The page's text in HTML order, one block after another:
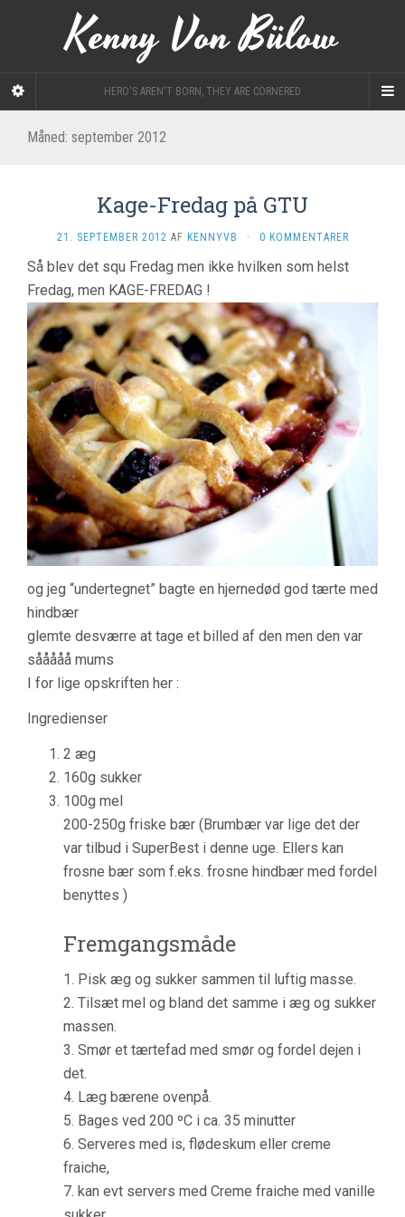
Kenny Von Bülow
HERO'S AREN'T BORN, THEY ARE CORNERED
Måned: september 2012
Kage-Fredag på GTU
21. SEPTEMBER 2012 AF KENNYVB · 0 KOMMENTARER
Så blev det squ Fredag men ikke hvilken som helst
Fredag, men KAGE-FREDAG !
og jeg “undertegnet” bagte en hjernedød god tærte med
hindbær
glemte desværre at tage et billed af den men den var
sååååå mums
I for lige opskriften her :
Ingredienser
2 æg
160g sukker
100g mel
200-250g friske bær (Brumbær var lige det der
var tilbud i SuperBest i denne uge. Ellers kan
frosne bær som f.eks. frosne hindbær med fordel
benyttes )
Fremgangsmåde
1. Pisk æg og sukker sammen til luftig masse.
2. Tilsæt mel og bland det samme i æg og sukker
massen.
3. Smør et tærtefad med smør og fordel dejen i
det.
4. Læg bærene ovenpå.
5. Bages ved 200 ºC i ca. 35 minutter
6. Serveres med is, flødeskum eller creme
fraiche,
7. kan evt servers med Creme fraiche med vanille